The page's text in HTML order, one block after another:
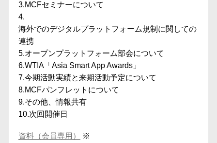
3.MCFセミナーについて​
4.
海外でのデジタルプラットフォーム規制に関しての
連携 ​
5.オープンプラットフォーム部会について
6.WTIA「Asia Smart App Awards」
7.今期活動実績と来期活動予定について
8.MCFパンフレットについて
9.その他、情報共有​
10.次回開催日​
資料（会員専用）
※